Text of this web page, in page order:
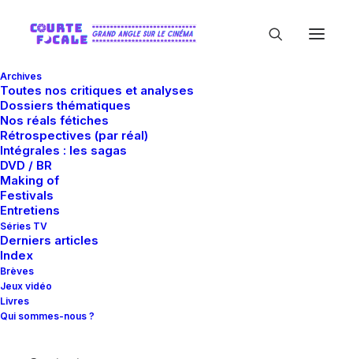
Archives
Toutes nos critiques et analyses
Dossiers thématiques
Nos réals fétiches
Rétrospectives (par réal)
Intégrales : les sagas
DVD / BR
Making of
Festivals
Entretiens
Séries TV
Derniers articles
Index
Brèves
Jeux vidéo
Livres
Qui sommes-nous ?